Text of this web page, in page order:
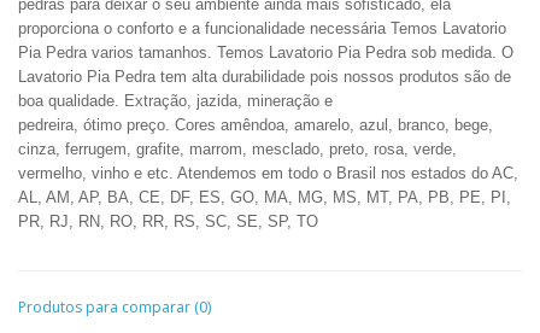
pedras para deixar o seu ambiente ainda mais sofisticado, ela
proporciona o conforto e a funcionalidade necessária Temos Lavatorio
Pia Pedra varios tamanhos. Temos Lavatorio Pia Pedra sob medida. O
Lavatorio Pia Pedra tem alta durabilidade pois nossos produtos são de
boa qualidade. Extração, jazida, mineração e
pedreira, ótimo preço. Cores amêndoa, amarelo, azul, branco, bege,
cinza, ferrugem, grafite, marrom, mesclado, preto, rosa, verde,
vermelho, vinho e etc. Atendemos em todo o Brasil nos estados do AC,
AL, AM, AP, BA, CE, DF, ES, GO, MA, MG, MS, MT, PA, PB, PE, PI,
PR, RJ, RN, RO, RR, RS, SC, SE, SP, TO
Produtos para comparar (0)